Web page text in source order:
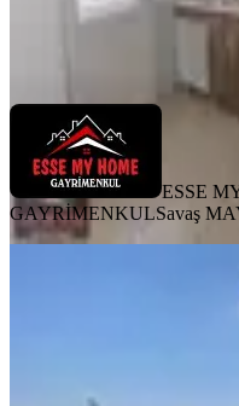
ESSE MY HOME
ESSE
GAYRİMENKULSavaş
Türmen
Lüks